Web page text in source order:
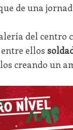
de una
del centro
ellos
creando un